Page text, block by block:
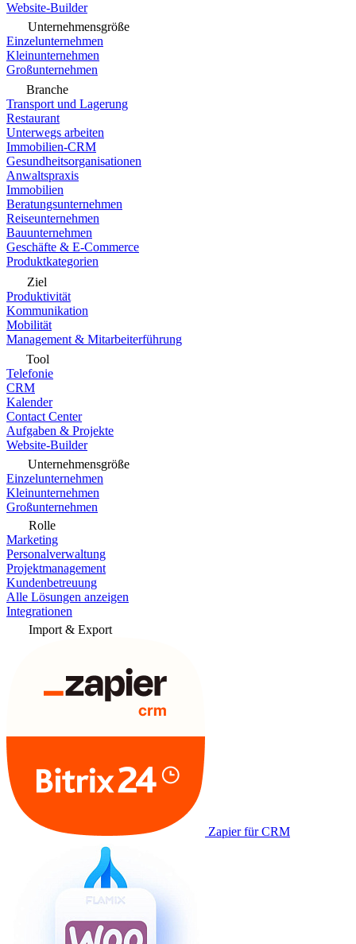
Website-Builder
Unternehmensgröße
Einzelunternehmen
Kleinunternehmen
Großunternehmen
Branche
Transport und Lagerung
Restaurant
Unterwegs arbeiten
Immobilien-CRM
Gesundheitsorganisationen
Anwaltspraxis
Immobilien
Beratungsunternehmen
Reiseunternehmen
Bauunternehmen
Geschäfte & E-Commerce
Produktkategorien
Ziel
Produktivität
Kommunikation
Mobilität
Management & Mitarbeiterführung
Tool
Telefonie
CRM
Kalender
Contact Center
Aufgaben & Projekte
Website-Builder
Unternehmensgröße
Einzelunternehmen
Kleinunternehmen
Großunternehmen
Rolle
Marketing
Personalverwaltung
Projektmanagement
Kundenbetreuung
Alle Lösungen anzeigen
Integrationen
Import & Export
Zapier für CRM